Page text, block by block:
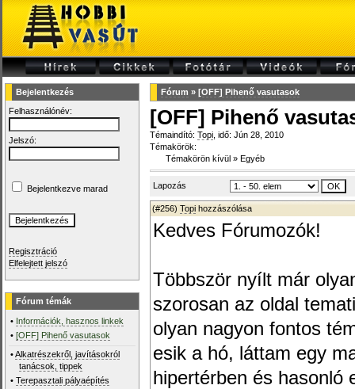
Bejelentkezés
Felhasználónév:
Jelszó:
Bejelentkezve marad
Regisztráció
Elfelejtett jelszó
Fórum témák
• Információk, hasznos linkek
•[OFF] Pihenő vasutasok
•Alkatrészekről, javításokról
tanácsok, tippek
•Terepasztali pályaépítés
Fórum » [OFF] Pihenő vasutasok
[OFF] Pihenő
Témaindító: Topi , idő: Jún 28, 2010
Témakörök:
Témakörön kívül » Egyéb
Lapozás
(#256) Topi hozzászólása
Kedves Fórumozók!
Többször nyílt már
szorosan az oldal
olyan nagyon fontos
esik a hó, láttam egy
hipertérben és hasonló